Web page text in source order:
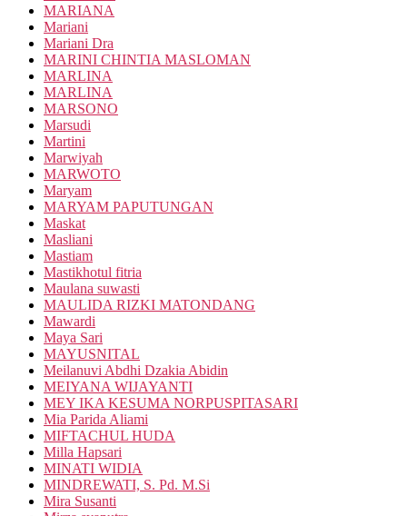
MARIANA
Mariani
Mariani Dra
MARINI CHINTIA MASLOMAN
MARLINA
MARLINA
MARSONO
Marsudi
Martini
Marwiyah
MARWOTO
Maryam
MARYAM PAPUTUNGAN
Maskat
Masliani
Mastiam
Mastikhotul fitria
Maulana suwasti
MAULIDA RIZKI MATONDANG
Mawardi
Maya Sari
MAYUSNITAL
Meilanuvi Abdhi Dzakia Abidin
MEIYANA WIJAYANTI
MEY IKA KESUMA NORPUSPITASARI
Mia Parida Aliami
MIFTACHUL HUDA
Milla Hapsari
MINATI WIDIA
MINDREWATI, S. Pd. M.Si
Mira Susanti